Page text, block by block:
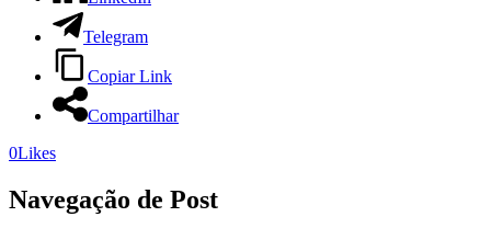
Telegram
Copiar Link
Compartilhar
0Likes
Navegação de Post